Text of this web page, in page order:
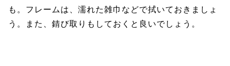
も。フレームは、濡れた雑巾などで拭いておきましょ
う。また、錆び取りもしておくと良いでしょう。